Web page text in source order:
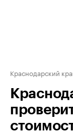
Краснодарский